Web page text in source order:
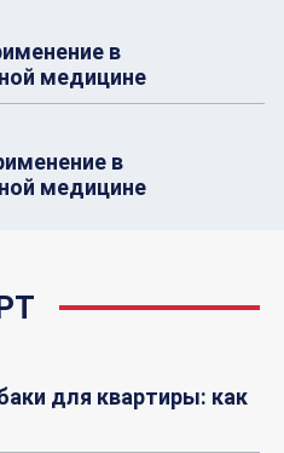
в
медицине
в
медицине
для квартиры: как